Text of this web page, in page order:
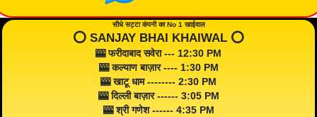
सीधे सट्टा कंपनी का No 1 खाईवाल
⭕️ SANJAY BHAI KHAIWAL ⭕️
🎰 फरीदाबाद सवेरा --- 12:30 PM
🎰 कल्याण बाज़ार ---- 1:30 PM
🎰 खाटू धाम -------- 2:30 PM
🎰 दिल्ली बाज़ार ------ 3:05 PM
🎰 श्री गणेश ------ 4:35 PM